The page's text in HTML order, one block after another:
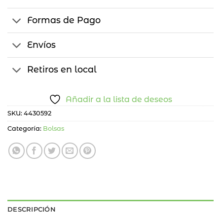
Formas de Pago
Envíos
Retiros en local
Añadir a la lista de deseos
SKU: 4430592
Categoría: Bolsas
DESCRIPCIÓN